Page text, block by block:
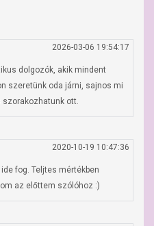
2026-03-06 19:54:17
dolgozók, akik mindent
szeretünk oda járni, sajnos mi
szorakozhatunk ott.
2020-10-19 10:47:36
fog. Teljtes mértékben
az előttem szólóhoz :)